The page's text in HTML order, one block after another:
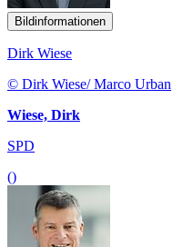
Bildinformationen
Dirk Wiese
© Dirk Wiese/ Marco Urban
Wiese, Dirk
SPD
()